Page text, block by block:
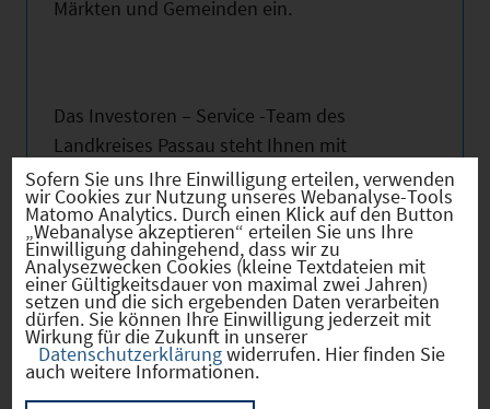
Märkten und Gemeinden ein.
Das Investoren – Service -Team des
Landkreises Passau steht Ihnen mit
professionellem Projektmanagement von
der Planung bis zur Durchführung Ihrer
Planungen konstruktiv zur Seite.
www.landkreis-passau.de
www.wirtschaftsregion-passau.de
Nutzen Sie obenstehende Links für weitere
Sofern Sie uns Ihre Einwilligung erteilen, verwenden
wir Cookies zur Nutzung unseres Webanalyse-Tools
Matomo Analytics. Durch einen Klick auf den Button
„Webanalyse akzeptieren“ erteilen Sie uns Ihre
Einwilligung dahingehend, dass wir zu
Analysezwecken Cookies (kleine Textdateien mit
einer Gültigkeitsdauer von maximal zwei Jahren)
setzen und die sich ergebenden Daten verarbeiten
dürfen. Sie können Ihre Einwilligung jederzeit mit
Wirkung für die Zukunft in unserer
Datenschutzerklärungwiderrufen. Hier finden Sie
auch weitere Informationen.